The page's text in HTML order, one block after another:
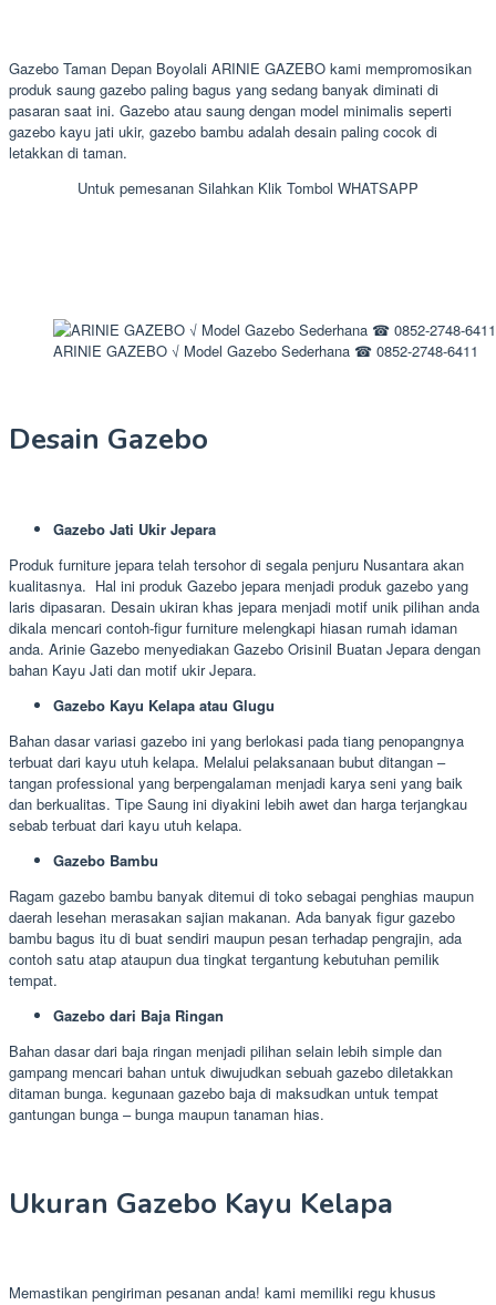
Gazebo Taman Depan Boyolali ARINIE GAZEBO kami mempromosikan
produk saung gazebo paling bagus yang sedang banyak diminati di
pasaran saat ini. Gazebo atau saung dengan model minimalis seperti
gazebo kayu jati ukir, gazebo bambu adalah desain paling cocok di
letakkan di taman.
Untuk pemesanan Silahkan Klik Tombol WHATSAPP
ARINIE GAZEBO √ Model Gazebo Sederhana ☎ 0852-2748-6411
Desain Gazebo
Gazebo Jati Ukir Jepara
Produk furniture jepara telah tersohor di segala penjuru Nusantara akan
kualitasnya. Hal ini produk Gazebo jepara menjadi produk gazebo yang
laris dipasaran. Desain ukiran khas jepara menjadi motif unik pilihan anda
dikala mencari contoh-figur furniture melengkapi hiasan rumah idaman
anda. Arinie Gazebo menyediakan Gazebo Orisinil Buatan Jepara dengan
bahan Kayu Jati dan motif ukir Jepara.
Gazebo Kayu Kelapa atau Glugu
Bahan dasar variasi gazebo ini yang berlokasi pada tiang penopangnya
terbuat dari kayu utuh kelapa. Melalui pelaksanaan bubut ditangan –
tangan professional yang berpengalaman menjadi karya seni yang baik
dan berkualitas. Tipe Saung ini diyakini lebih awet dan harga terjangkau
sebab terbuat dari kayu utuh kelapa.
Gazebo Bambu
Ragam gazebo bambu banyak ditemui di toko sebagai penghias maupun
daerah lesehan merasakan sajian makanan. Ada banyak figur gazebo
bambu bagus itu di buat sendiri maupun pesan terhadap pengrajin, ada
contoh satu atap ataupun dua tingkat tergantung kebutuhan pemilik
tempat.
Gazebo dari Baja Ringan
Bahan dasar dari baja ringan menjadi pilihan selain lebih simple dan
gampang mencari bahan untuk diwujudkan sebuah gazebo diletakkan
ditaman bunga. kegunaan gazebo baja di maksudkan untuk tempat
gantungan bunga – bunga maupun tanaman hias.
Ukuran Gazebo Kayu Kelapa
Memastikan pengiriman pesanan anda! kami memiliki regu khusus